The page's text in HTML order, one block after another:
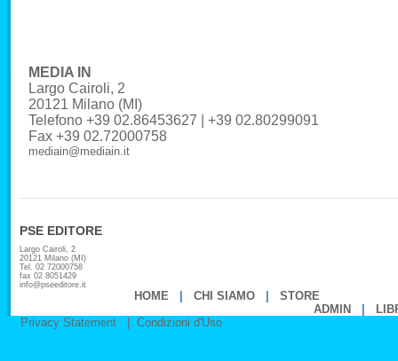
MEDIA IN
Largo Cairoli, 2
20121 Milano (MI)
Telefono +39 02.86453627 | +39 02.80299091
Fax +39 02.72000758
mediain@mediain.it
PSE EDITORE
Largo Cairoli, 2
20121 Milano (MI)
Tel. 02 72000758
fax 02 8051429
info@pseeditore.it
HOME| CHI SIAMO| STORE
ADMIN
Privacy Statement
Condizioni d'Uso